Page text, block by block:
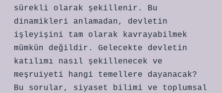
sürekli olarak şekillenir. Bu
dinamikleri anlamadan, devletin
işleyişini tam olarak kavrayabilmek
mümkün değildir. Gelecekte devletin
katılımı nasıl şekillenecek ve
meşruiyeti hangi temellere dayanacak?
Bu sorular, siyaset bilimi ve toplumsal